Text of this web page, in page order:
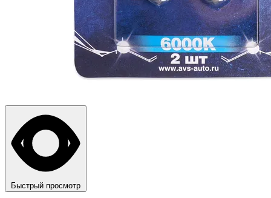
Быстрый просмотр